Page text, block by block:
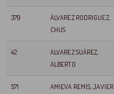
379
ÁLVAREZ RODRIGUEZ,
CHUS
42
ALVAREZ SUÁREZ,
ALBERTO
571 AMIEVA REMIS, JAVIER